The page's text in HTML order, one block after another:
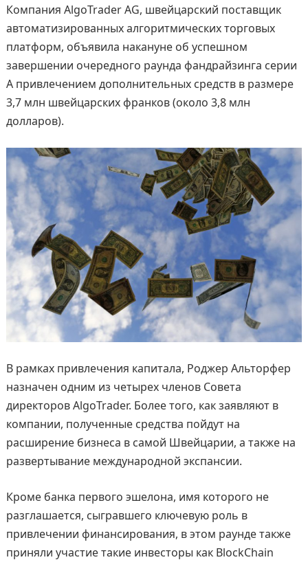
Компания AlgoTrader AG, швейцарский поставщик
автоматизированных алгоритмических торговых
платформ, объявила накануне об успешном
завершении очередного раунда фандрайзинга серии
A привлечением дополнительных средств в размере
3,7 млн швейцарских франков (около 3,8 млн
долларов).
В рамках привлечения капитала, Роджер Альторфер
назначен одним из четырех членов Совета
директоров AlgoTrader. Более того, как заявляют в
компании, полученные средства пойдут на
расширение бизнеса в самой Швейцарии, а также на
развертывание международной экспансии.
Кроме банка первого эшелона, имя которого не
разглашается, сыгравшего ключевую роль в
привлечении финансирования, в этом раунде также
приняли участие такие инвесторы как BlockChain